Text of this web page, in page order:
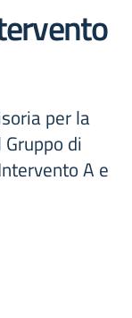
per la
di
A e